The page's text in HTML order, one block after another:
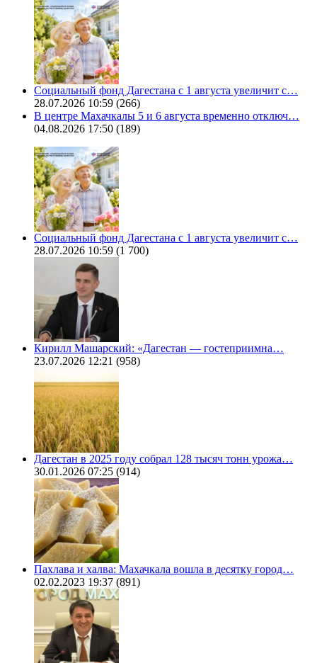
Социальный фонд Дагестана с 1 августа увеличит с…
28.07.2026 10:59 (266)
В центре Махачкалы 5 и 6 августа временно отключ…
04.08.2026 17:50 (189)
Социальный фонд Дагестана с 1 августа увеличит с…
28.07.2026 10:59 (1 700)
Кирилл Машарский: «Дагестан — гостеприимна…
23.07.2026 12:21 (958)
Дагестан в 2025 году собрал 128 тысяч тонн урожа…
30.01.2026 07:25 (914)
Пахлава и халва: Махачкала вошла в десятку город…
02.02.2023 19:37 (891)